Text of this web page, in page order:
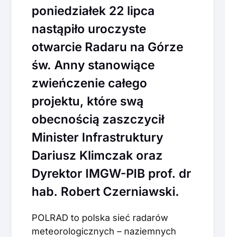
poniedziałek 22 lipca
nastąpiło uroczyste
otwarcie Radaru na Górze
św. Anny stanowiące
zwieńczenie całego
projektu, które swą
obecnością zaszczycił
Minister Infrastruktury
Dariusz Klimczak oraz
Dyrektor IMGW-PIB prof. dr
hab. Robert Czerniawski.
POLRAD to polska sieć radarów
meteorologicznych – naziemnych